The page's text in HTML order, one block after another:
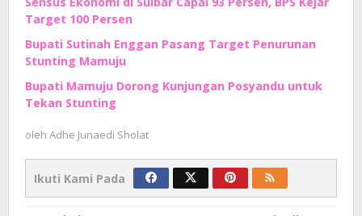
Target 100 Persen
Bupati Sutinah Enggan Pasang Target Penurunan
Stunting Mamuju
Bupati Mamuju Dorong Kunjungan Posyandu untuk
Tekan Stunting
oleh Adhe Junaedi Sholat
Ikuti Kami Pada